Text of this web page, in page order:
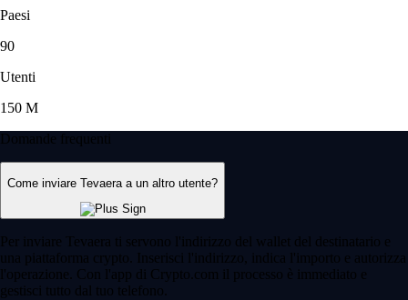
Paesi
90
Utenti
150 M
Domande frequenti
Come inviare Tevaera a un altro utente?
Per inviare Tevaera ti servono l'indirizzo del wallet del destinatario e
una piattaforma crypto. Inserisci l'indirizzo, indica l'importo e autorizza
l'operazione. Con l'app di Crypto.com il processo è immediato e
gestisci tutto dal tuo telefono.